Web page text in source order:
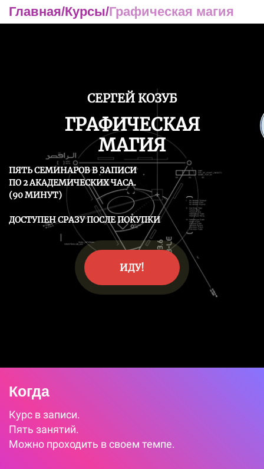
Главная/Курсы/Графическая магия
СЕРГЕЙ КОЗУБ
ГРАФИЧЕСКАЯ
МАГИЯ
ПЯТЬ СЕМИНАРОВ В ЗАПИСИ
ПО 2 АКАДЕМИЧЕСКИХ ЧАСА.
(90 МИНУТ)
ДОСТУПЕН СРАЗУ ПОСЛЕ ПОКУПКИ
ИДУ!
Когда
Курс в записи.
Пять занятий.
Можно проходить в своем темпе.